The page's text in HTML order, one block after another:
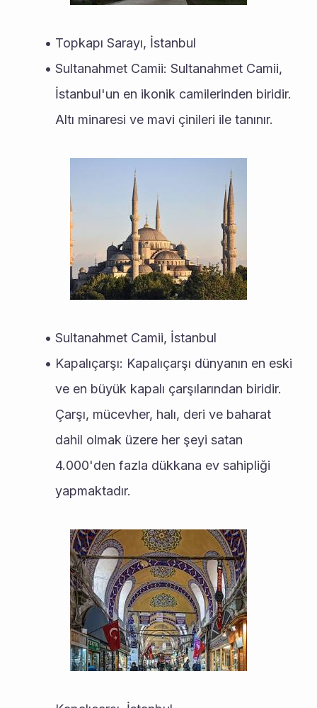
Topkapı Sarayı, İstanbul
Sultanahmet Camii: Sultanahmet Camii,
İstanbul'un en ikonik camilerinden biridir.
Altı minaresi ve mavi çinileri ile tanınır.
Sultanahmet Camii, İstanbul
Kapalıçarşı: Kapalıçarşı dünyanın en eski
ve en büyük kapalı çarşılarından biridir.
Çarşı, mücevher, halı, deri ve baharat
dahil olmak üzere her şeyi satan
4.000'den fazla dükkana ev sahipliği
yapmaktadır.